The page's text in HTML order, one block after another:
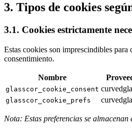
3. Tipos de cookies
3.1. Cookies estrictamente
Estas cookies son imprescindibles
consentimiento.
Nombre
glasscor_cookie_consent
glasscor_cookie_prefs
Nota: Estas preferencias se almacenan